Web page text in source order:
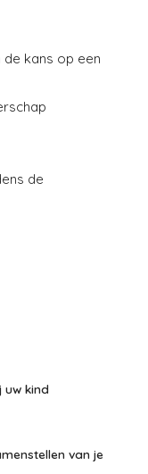
kans op een
de
uw kind
van je